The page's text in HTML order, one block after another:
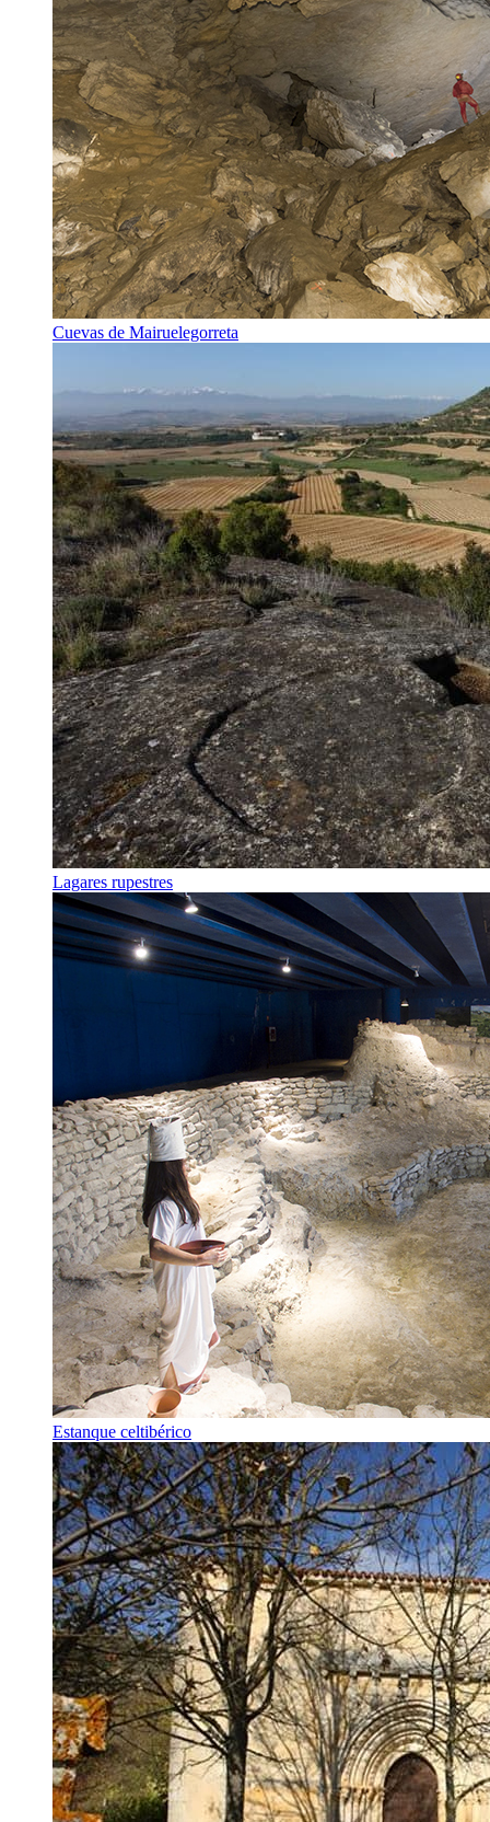
Cuevas de Mairuelegorreta
Lagares rupestres
Estanque celtibérico